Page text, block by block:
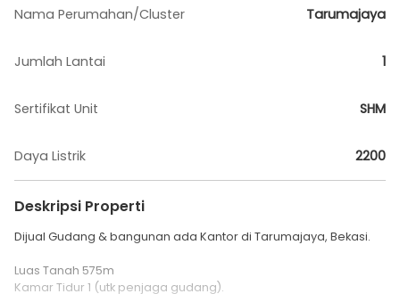
Nama Perumahan/Cluster Tarumajaya
Jumlah Lantai 1
Sertifikat Unit SHM
Daya Listrik 2200
Deskripsi Properti
Dijual Gudang & bangunan ada Kantor di Tarumajaya, Bekasi.
Luas Tanah 575m
Kamar Tidur 1 (utk penjaga gudang).